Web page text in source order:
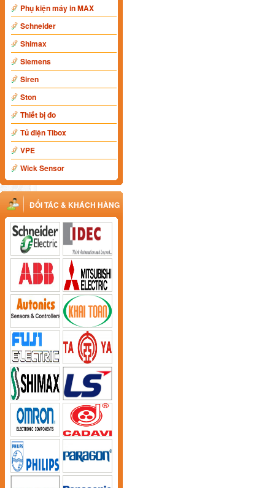
Phụ kiện máy in MAX
Schneider
Shimax
Siemens
Siren
Ston
Thiết bị đo
Tủ điện Tibox
VPE
Wick Sensor
ĐỐI TÁC & KHÁCH HÀNG